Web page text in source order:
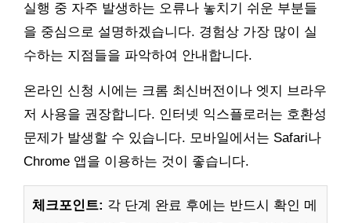
실행 중 자주 발생하는 오류나 놓치기 쉬운 부분들
을 중심으로 설명하겠습니다. 경험상 가장 많이 실
수하는 지점들을 파악하여 안내합니다.
온라인 신청 시에는 크롬 최신버전이나 엣지 브라우
저 사용을 권장합니다. 인터넷 익스플로러는 호환성
문제가 발생할 수 있습니다. 모바일에서는 Safari나
Chrome 앱을 이용하는 것이 좋습니다.
체크포인트: 각 단계 완료 후에는 반드시 확인 메